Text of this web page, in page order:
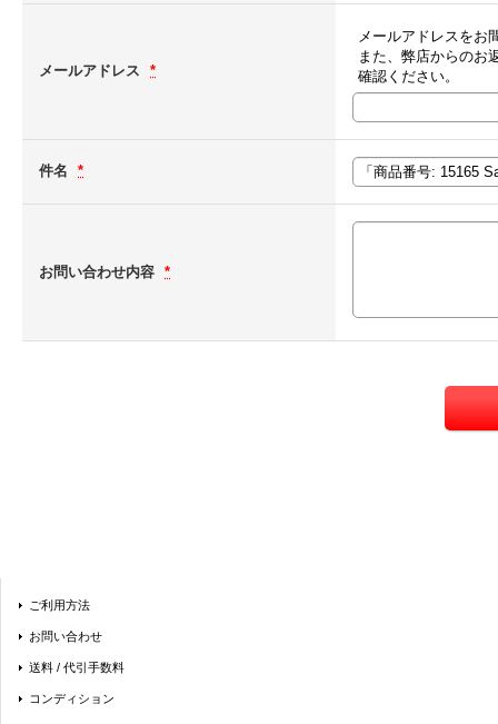
メールアドレス *
メールアドレスをお
また、弊店からのお
確認ください。
件名 *
お問い合わせ内容 *
ご利用方法
お問い合わせ
送料 / 代引手数料
コンディション